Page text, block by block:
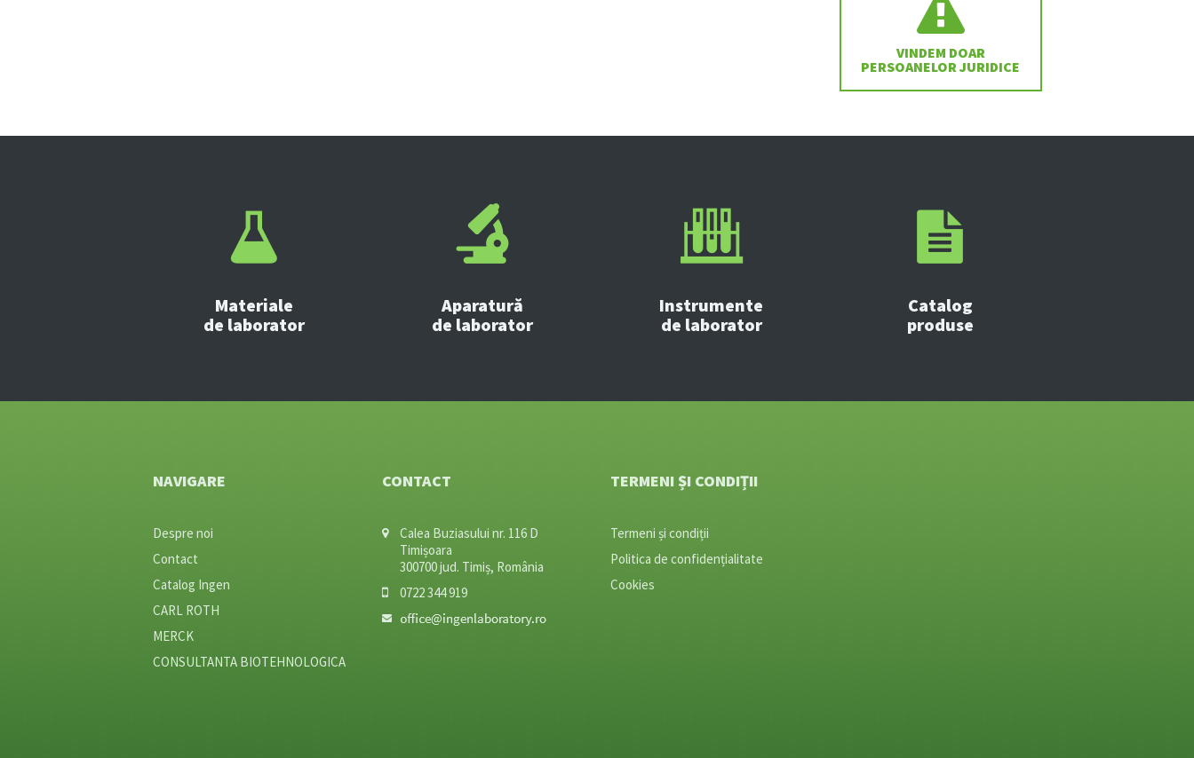
VINDEM DOAR
PERSOANELOR JURIDICE
Materiale
de laborator
Aparatură
de laborator
Instrumente
de laborator
Catalog
produse
NAVIGARE
Despre noi
Contact
Catalog Ingen
CARL ROTH
MERCK
CONSULTANTA BIOTEHNOLOGICA
CONTACT
Calea Buziasului nr. 116 D
Timișoara
300700 jud. Timiș, România
0722 344 919
TERMENI ȘI CONDIȚII
Termeni și condiții
Politica de confidențialitate
Cookies